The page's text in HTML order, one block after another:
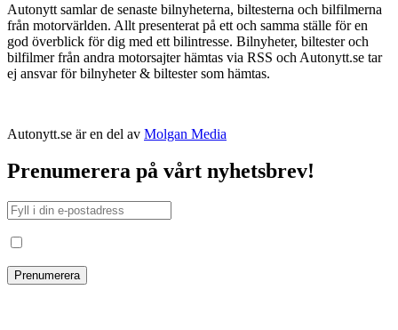
Autonytt samlar de senaste bilnyheterna, biltesterna och bilfilmerna
från motorvärlden. Allt presenterat på ett och samma ställe för en
god överblick för dig med ett bilintresse. Bilnyheter, biltester och
bilfilmer från andra motorsajter hämtas via RSS och Autonytt.se tar
ej ansvar för bilnyheter & biltester som hämtas.
Autonytt.se är en del av Molgan Media
Prenumerera på vårt nyhetsbrev!